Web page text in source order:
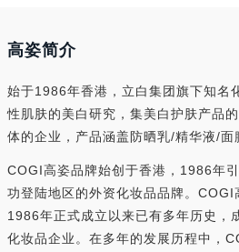
高姿简介
始于1986年香港，立白集团旗下知名
性肌肤的美白研究，集美白护肤产品
体的企业，产品涵盖防晒乳/精华液/面
COGI高姿品牌始创于香港，1986年
功登陆地区的外资化妆品品牌。COGI
1986年正式成立以来已有多年历史，
化妆品企业。在多年的发展历程中，